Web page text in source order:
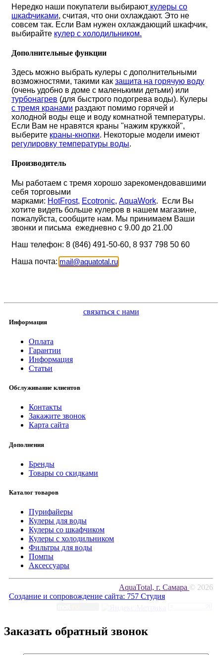
Нередко наши покупатели выбирают кулеры со
шкафчиками, считая, что они охлаждают. Это не
совсем так. Если Вам нужен охлаждающий шкафчик,
выбирайте кулер с холодильником.
Дополнительные функции
Здесь можно выбрать кулеры с дополнительными
возможностями, такими как защита на горячую воду
(очень удобно в доме с маленькими детьми) или
турбонагрев (для быстрого подогрева воды). Кулеры
с тремя кранами раздают помимо горячей и
холодной воды еще и воду комнатной температуры.
Если Вам не нравятся краны "нажим кружкой",
выберите краны-кнопки. Некоторые модели имеют
регулировку температуры воды.
Производитель
Мы работаем с тремя хорошо зарекомендовавшими
себя торговыми
марками: HotFrost, Ecotronic, AquaWork. Если Вы
хотите видеть больше кулеров в нашем магазине,
пожалуйста, сообщите нам. Мы принимаем Ваши
звонки и письма ежедневно с 9.00 до 21.00
Наш телефон: 8 (846) 491-50-60, 8 937 798 50 60
Наша почта: mail@aquatotal.ru
связаться с нами
Информация
Оплата
Гарантии
Информация
Статьи
Обслуживание клиентов
Контакты
Закажите звонок
Карта сайта
Дополнения
Бренды
Товары со скидками
Каталог товаров
Пурифайеры
Кулеры для воды
Кулеры со шкафчиком
Кулеры с холодильником
Фильтры для воды
Помпы
Аксессуары
AquaTotal, г. Самара © 2026
Создание и сопровождение сайта: 757 Студия
Заказать обратный звонок